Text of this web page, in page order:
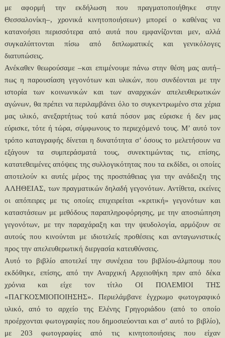
με αφορμή την εκδήλωση που πραγματοποιήθηκε στην
Θεσσαλονίκη–, χρονικά κινητοποιήσεων) μπορεί ο καθένας να
κατανοήσει περισσότερα από αυτά που εμφανίζονται μεν, αλλά
συγκαλύπτονται πίσω από διπλωματικές και γενικόλογες
διατυπώσεις.
Ανέκαθεν θεωρούσαμε –και επιμένουμε πάνω στην θέση μας αυτή–
πως η παρουσίαση γεγονότων και υλικών, που συνδέονται με την
ιστορία των κοινωνικών και των αναρχικών απελευθερωτικών
αγώνων, θα πρέπει να περιλαμβάνει όλο το συγκεντρωμένο στα χέρια
μας υλικό, ανεξαρτήτως τού κατά πόσον μας εύρισκε ή δεν μας
εύρισκε, τότε ή τώρα, σύμφωνους το περιεχόμενό τους. Μ’ αυτό τον
τρόπο καταγραφής δίνεται η δυνατότητα σ’ όσους το μελετήσουν να
εξάγουν τα συμπεράσματά τους, συνεκτιμώντας τις, επίσης,
κατατεθειμένες απόψεις της συλλογικότητας που τα εκδίδει, οι οποίες
αποτελούν κι αυτές μέρος της προσπάθειας για την ανάδειξη της
ΑΛΗΘΕΙΑΣ, των πραγματικών δηλαδή γεγονότων. Αντίθετα, εκείνες
οι απόπειρες με τις οποίες επιχειρείται «κριτική» γεγονότων και
καταστάσεων με μεθόδους παραπληροφόρησης, με την αποσιώπηση
γεγονότων, με την παραχάραξη και την ψευδολογία, αρμόζουν σε
αυτούς που κινούνται με ιδιοτελείς προθέσεις και ανταγωνιστικές
προς την απελευθερωτική διεργασία κατευθύνσεις.
Αυτό το βιβλίο αποτελεί την συνέχεια του βιβλίου-άλμπουμ που
εκδόθηκε, επίσης, από την Αναρχική Αρχειοθήκη πριν από δέκα
χρόνια και είχε τον τίτλο ΟΙ ΠΟΛΕΜΙΟΙ ΤΗΣ
«ΠΑΓΚΟΣΜΙΟΠΟΙΗΣΗΣ». Περιελάμβανε έγχρωμο φωτογραφικό
υλικό, από το αρχείο της Ελένης Γρηγοριάδου (από το οποίο
προέρχονται φωτογραφίες που δημοσιεύονται και σ’ αυτό το βιβλίο),
με 203 φωτογραφίες από τις κινητοποιήσεις που είχαν